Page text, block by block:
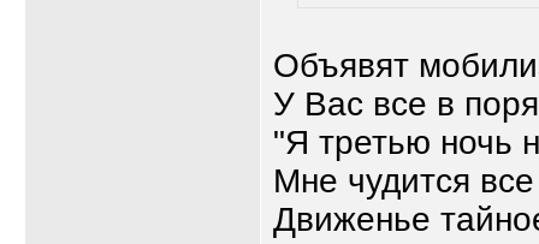
Объявят
У Вас все в
"Я третью ночь
Мне чудится
Движенье